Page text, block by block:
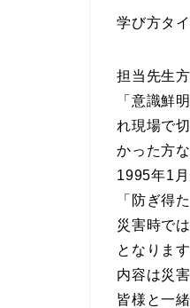
学び方タ
担当先生
「意識鮮
れ現場で
かった方な
1995年1
「防ぎ得
災害時で
となります
内容は災
皆様と一